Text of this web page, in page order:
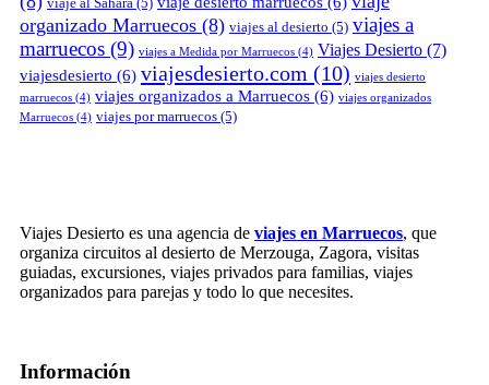
organizado Marruecos (8) viajes al desierto (5) viajes a
marruecos (9) viajes a Medida por Marruecos (4) Viajes Desierto (7)
viajesdesierto (6) viajesdesierto.com (10) viajes desierto
marruecos (4) viajes organizados a Marruecos (6) viajes organizados
Marruecos (4) viajes por marruecos (5)
Viajes Desierto es una agencia de viajes en Marruecos, que
organiza circuitos al desierto de Merzouga, Zagora, visitas
guiadas, excursiones, viajes privados para familias, viajes
organizados para parejas y todo lo que necesites.
Información